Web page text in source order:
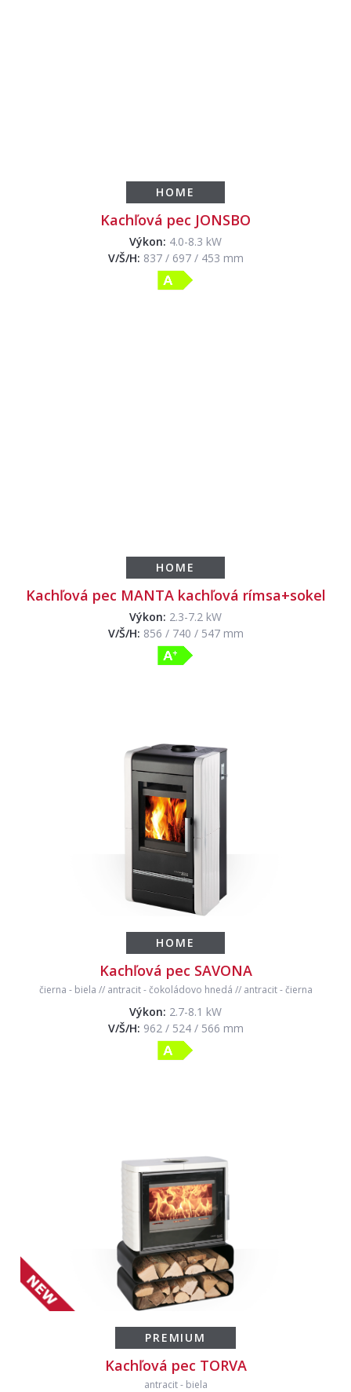
HOME
Kachľová pec JONSBO
Výkon: 4.0-8.3 kW
V/Š/H: 837 / 697 / 453 mm
HOME
Kachľová pec MANTA kachľová rímsa+sokel
Výkon: 2.3-7.2 kW
V/Š/H: 856 / 740 / 547 mm
HOME
Kachľová pec SAVONA
čierna - biela // antracit-čokoládovo hnedá // antracit-čierna
Výkon: 2.7-8.1 kW
V/Š/H: 962 / 524 / 566 mm
PREMIUM
Kachľová pec TORVA
antracit- biela